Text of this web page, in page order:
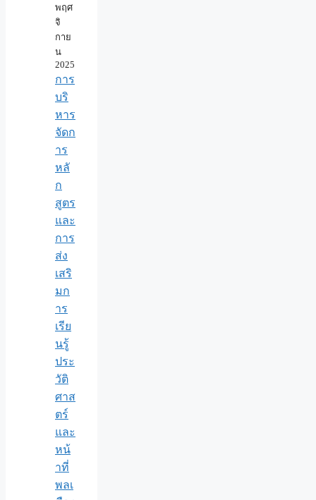
พฤศ
จิ
กาย
น
2025
การ
บริ
หาร
จัดก
าร
หลั
ก
สูตร
และ
การ
ส่ง
เสริ
มก
าร
เรีย
นรู้
ประ
วัติ
ศาส
ตร์
และ
หน้
าที่
พลเ